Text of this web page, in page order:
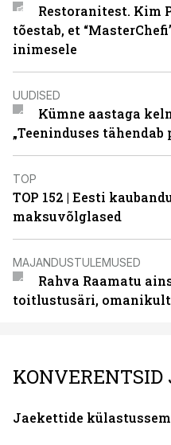
Restoranitest. Kim
tõestab, et
inimesele
UUDISED
Kümne aastaga
„Teeninduses
TOP
TOP 152 | Eesti
maksuvõlglased
MAJANDUSTULEMUSED
Rahva Raamatu
toitlustusäri,
KONVERENTSID
Jaekettide